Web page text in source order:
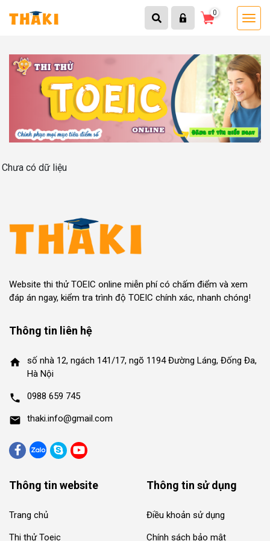
0
Chưa có dữ liệu
Website thi thử TOEIC online miễn phí có chấm điểm và xem
đáp án ngay, kiểm tra trình độ TOEIC chính xác, nhanh chóng!
Thông tin liên hệ
home
số nhà 12, ngách 141/17, ngõ 1194 Đường Láng, Đống Đa,
Hà Nội
phone 0988 659 745
mail thaki.info@gmail.com
Thông tin website
Trang chủ
Thi thử Toeic
Thông tin sử dụng
Điều khoản sử dụng
Chính sách bảo mật